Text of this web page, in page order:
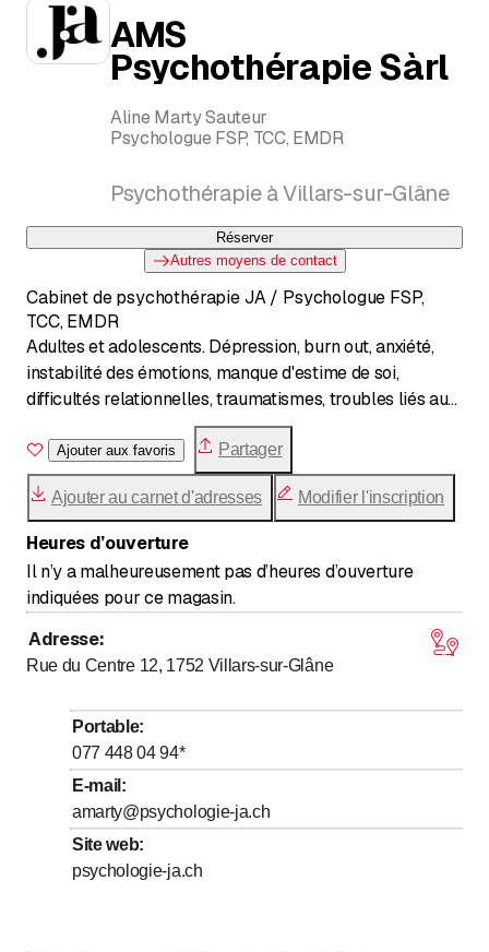
AMS
Psychothérapie Sàrl
Aline Marty Sauteur
Psychologue FSP, TCC, EMDR
Psychothérapie à Villars-sur-Glâne
Réserver
Autres moyens de contact
Cabinet de psychothérapie JA / Psychologue FSP,
TCC, EMDR
Adultes et adolescents. Dépression, burn out, anxiété,
instabilité des émotions, manque d'estime de soi,
difficultés relationnelles, traumatismes, troubles liés au
stress,... Thérapie TCC, EMDR, EFT
Ajouter aux favoris Partager
Ajouter au carnet d'adresses Modifier l'inscription
Heures d’ouverture
Il n’y a malheureusement pas d’heures d’ouverture
indiquées pour ce magasin.
Adresse:
Rue du Centre 12, 1752 Villars-sur-Glâne
Portable:
077 448 04 94*
E-mail :
amarty@psychologie-ja.ch
Site web:
psychologie-ja.ch